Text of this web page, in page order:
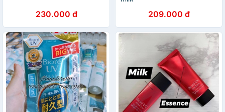
230.000 đ 209.000 đ